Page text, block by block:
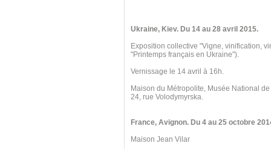
Ukraine, Kiev. Du 14 au 28 avril 2015.
Exposition collective "Vigne, vinification,
"Printemps français en Ukraine").
Vernissage le 14 avril à 16h.
Maison du Métropolite, Musée National
24, rue Volodymyrska.
France, Avignon. Du 4 au 25 octobre
Maison Jean Vilar